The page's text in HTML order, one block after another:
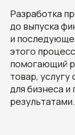
Разработка
до выпуска
и
этого
помогающий
товар,
для бизнеса
результатами.